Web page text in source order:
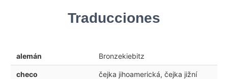
Traducciones
alemán Bronzekiebitz
checo čejka jihoamerická, čejka jižní